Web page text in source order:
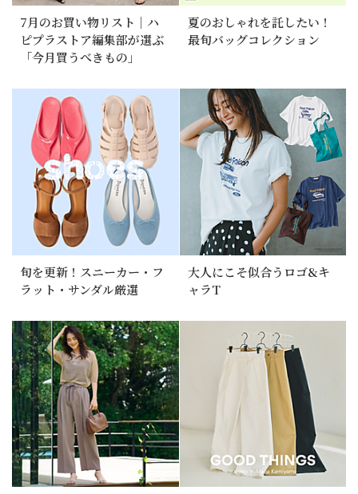
7月のお買い物リスト｜ハ
ピプラストア編集部が選ぶ
「今月買うべきもの」
夏のおしゃれを託したい！
最旬バッグコレクション
旬を更新！スニーカー・フ
ラット・サンダル厳選
大人にこそ似合うロゴ&キ
ャラT